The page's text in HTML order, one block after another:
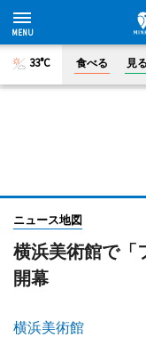
33°C 食べる 見
ニュース地図
横浜美術館で「
開幕
横浜美術館